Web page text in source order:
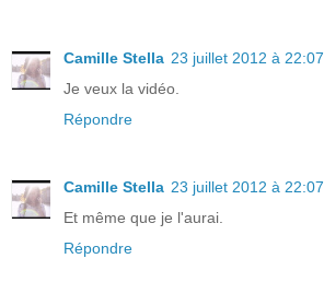
Camille Stella 23 juillet 2012 à 22:07
Je veux la vidéo.
Répondre
Camille Stella 23 juillet 2012 à 22:07
Et même que je l'aurai.
Répondre